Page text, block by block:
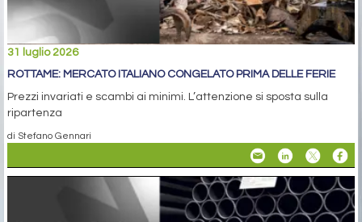
31 luglio 2026
ROTTAME: MERCATO ITALIANO CONGELATO PRIMA DELLE FERIE
Prezzi invariati e scambi ai minimi. L’attenzione si sposta sulla
ripartenza
di Stefano Gennari